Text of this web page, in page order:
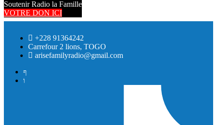
Soutenir Radio la Famille
VOTRE DON ICI
+228 91364242
Carrefour 2 lions, TOGO
arisefamilyradio@gmail.com